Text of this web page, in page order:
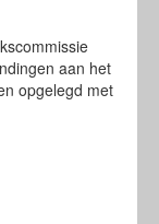
aan het
opgelegd met